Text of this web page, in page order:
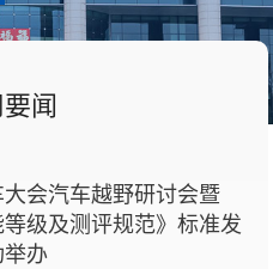
闻
会汽车越野研讨会暨
等级及测评规范》标准发
办